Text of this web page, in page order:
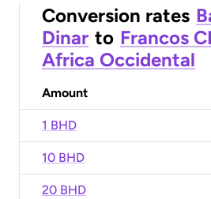
Conversion rates
Dinar to Francos
Africa Occidental
Amount
1 BHD
10 BHD
20 BHD